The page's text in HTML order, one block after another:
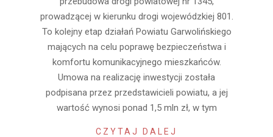
prowadzącej w kierunku drogi wojewódzkiej 801.
To kolejny etap działań Powiatu Garwolińskiego
mających na celu poprawę bezpieczeństwa i
komfortu komunikacyjnego mieszkańców.
Umowa na realizację inwestycji została
podpisana przez przedstawicieli powiatu, a jej
wartość wynosi ponad 1,5 mln zł, w tym
CZYTAJ DALEJ